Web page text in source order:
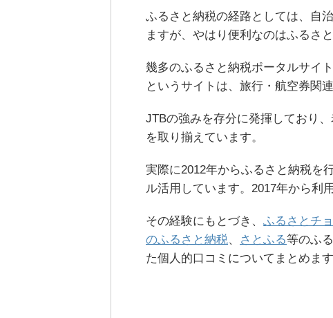
ふるさと納税の経路としては、自
ますが、やはり便利なのはふるさ
幾多のふるさと納税ポータルサイ
というサイトは、旅行・航空券関
JTBの強みを存分に発揮しており
を取り揃えています。
実際に2012年からふるさと納税を
ル活用しています。2017年から利
その経験にもとづき、 ふるさとチ
のふるさと納税、 さとふる等のふ
た個人的口コミについてまとめます